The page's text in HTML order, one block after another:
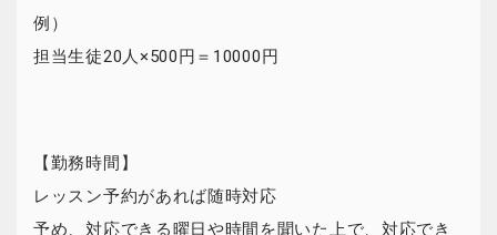
例）
担当生徒20人×500円＝10000円
【勤務時間】
レッスン予約があれば随時対応
予め、対応できる曜日や時間を聞いた上で、対応でき